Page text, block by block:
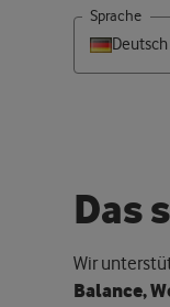
Sprache
Deutsch
Dass
Wir
Balance,